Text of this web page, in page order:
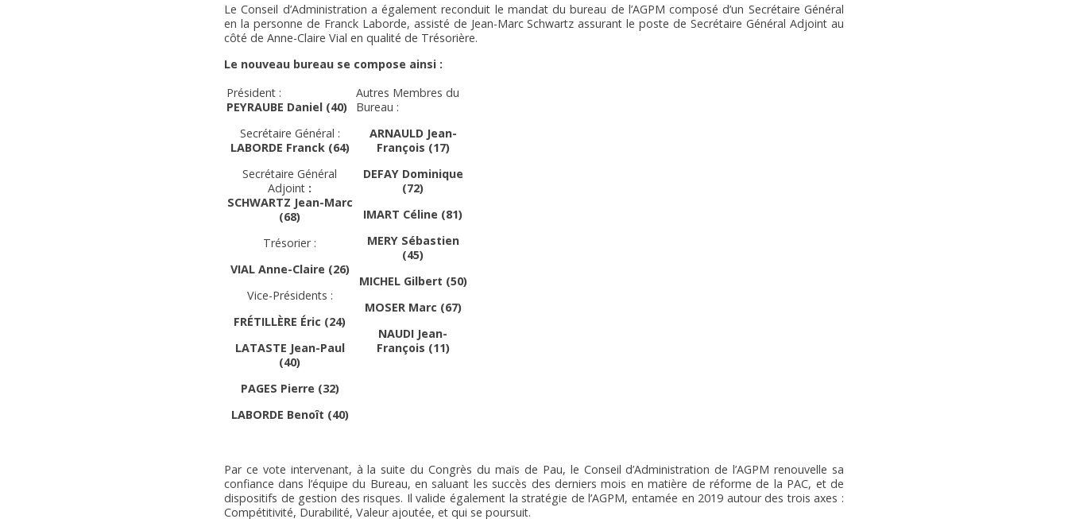
Le Conseil d’Administration a également reconduit le mandat du bureau de l’AGPM composé d’un Secrétaire Général
en la personne de Franck Laborde, assisté de Jean-Marc Schwartz assurant le poste de Secrétaire Général Adjoint au
côté de Anne-Claire Vial en qualité de Trésorière.
Le nouveau bureau se compose ainsi :
Président :
PEYRAUBE Daniel (40)
Secrétaire Général :
LABORDE Franck (64)
Secrétaire Général
Adjoint :
SCHWARTZ Jean-Marc
(68)
Trésorier :
VIAL Anne-Claire (26)
Vice-Présidents :
FRÉTILLÈRE Éric (24)
LATASTE Jean-Paul
(40)
PAGES Pierre (32)
LABORDE Benoît (40)
Autres Membres du
Bureau :
ARNAULD Jean-
François (17)
DEFAY Dominique
(72)
IMART Céline (81)
MERY Sébastien
(45)
MICHEL Gilbert (50)
MOSER Marc (67)
NAUDI Jean-
François (11)
Par ce vote intervenant, à la suite du Congrès du maïs de Pau, le Conseil d’Administration de l’AGPM renouvelle sa
confiance dans l’équipe du Bureau, en saluant les succès des derniers mois en matière de réforme de la PAC, et de
dispositifs de gestion des risques. Il valide également la stratégie de l’AGPM, entamée en 2019 autour des trois axes :
Compétitivité, Durabilité, Valeur ajoutée, et qui se poursuit.